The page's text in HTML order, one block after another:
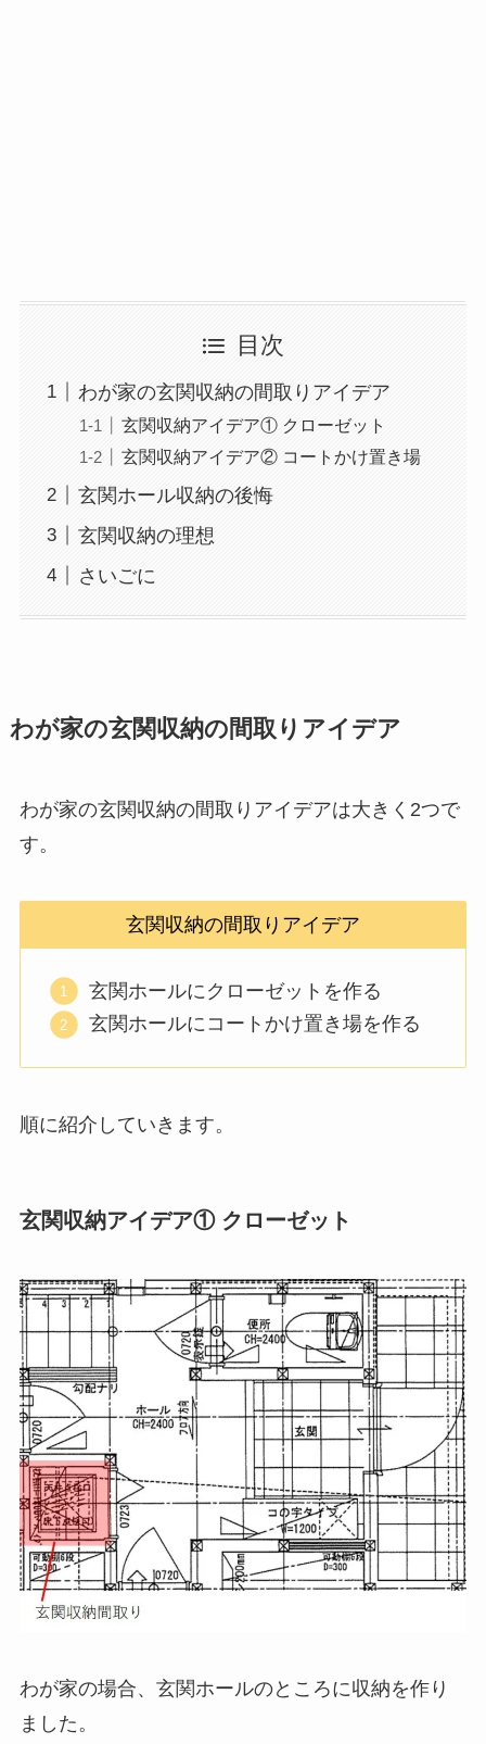
目次
わが家の玄関収納の間取りアイデア
玄関収納アイデア① クローゼット
玄関収納アイデア② コートかけ置き場
玄関ホール収納の後悔
玄関収納の理想
さいごに
わが家の玄関収納の間取りアイデア
わが家の玄関収納の間取りアイデアは大きく2つで
す。
玄関収納の間取りアイデア
玄関ホールにクローゼットを作る
玄関ホールにコートかけ置き場を作る
順に紹介していきます。
玄関収納アイデア① クローゼット
わが家の場合、玄関ホールのところに収納を作り
ました。